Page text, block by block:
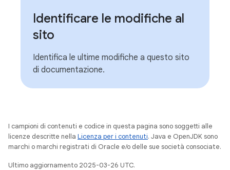
Identificare le modifiche al
sito
Identifica le ultime modifiche a questo sito
di documentazione.
I campioni di contenuti e codice in questa pagina sono soggetti alle
licenze descritte nella Licenza per i contenuti. Java e OpenJDK sono
marchi o marchi registrati di Oracle e/o delle sue società consociate.
Ultimo aggiornamento 2025-03-26 UTC.